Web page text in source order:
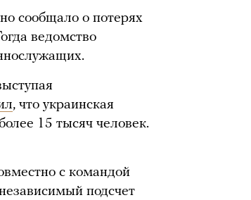
сообщало о потерях
ведомство
, что украинская
15 тысяч человек.
с командой
подсчет